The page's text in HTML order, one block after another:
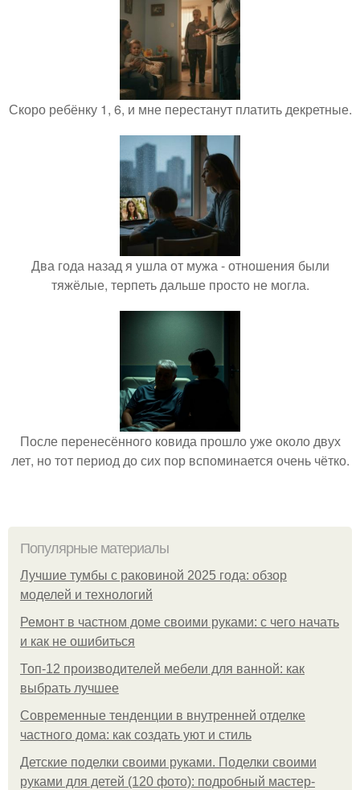
Скоро ребёнку 1, 6, и мне перестанут платить декретные.
Два года назад я ушла от мужа - отношения были
тяжёлые, терпеть дальше просто не могла.
После перенесённого ковида прошло уже около двух
лет, но тот период до сих пор вспоминается очень чётко.
Популярные материалы
Лучшие тумбы с раковиной 2025 года: обзор
моделей и технологий
Ремонт в частном доме своими руками: с чего начать
и как не ошибиться
Топ-12 производителей мебели для ванной: как
выбрать лучшее
Современные тенденции в внутренней отделке
частного дома: как создать уют и стиль
Детские поделки своими руками. Поделки своими
руками для детей (120 фото): подробный мастер-